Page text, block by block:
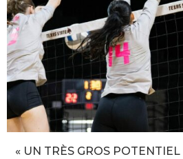
« UN TRÈS GROS POTENTIEL